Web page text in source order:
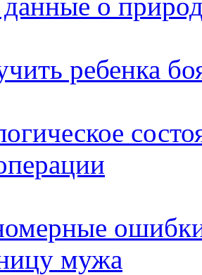
ребенка
мужа